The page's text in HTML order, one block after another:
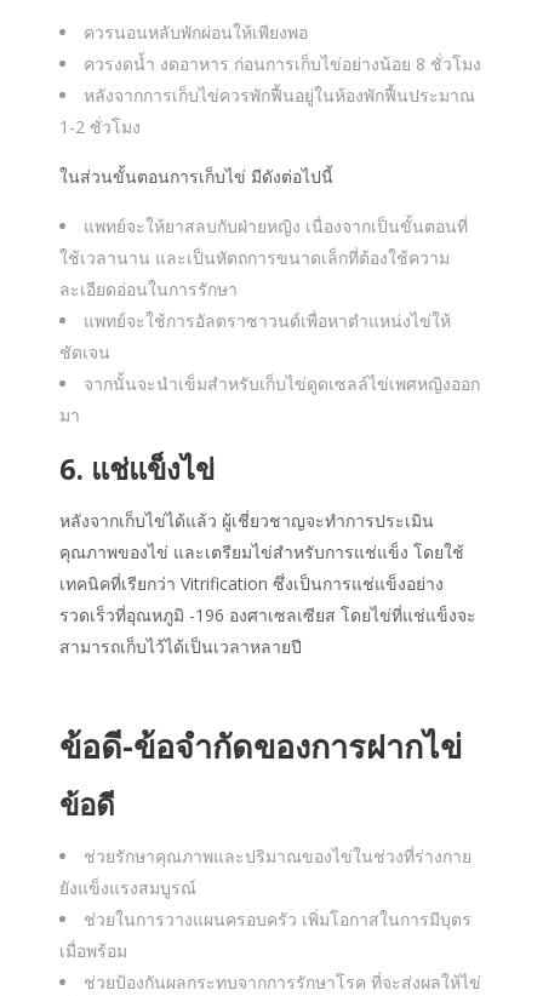
ควรนอนหลับพักผ่อนให้เพียงพอ
ควรงดน้ำ งดอาหาร ก่อนการเก็บไข่อย่างน้อย 8 ชั่วโมง
หลังจากการเก็บไข่ควรพักฟื้นอยู่ในห้องพักฟื้นประมาณ
1-2 ชั่วโมง
ในส่วนขั้นตอนการเก็บไข่ มีดังต่อไปนี้
แพทย์จะให้ยาสลบกับฝ่ายหญิง เนื่องจากเป็นขั้นตอนที่
ใช้เวลานาน และเป็นหัตถการขนาดเล็กที่ต้องใช้ความ
ละเอียดอ่อนในการรักษา
แพทย์จะใช้การอัลตราซาวนด์เพื่อหาตำแหน่งไข่ให้
ชัดเจน
จากนั้นจะนำเข็มสำหรับเก็บไข่ดูดเซลล์ไข่เพศหญิงออก
มา
6. แช่แข็งไข่
หลังจากเก็บไข่ได้แล้ว ผู้เชี่ยวชาญจะทำการประเมิน
คุณภาพของไข่ และเตรียมไข่สำหรับการแช่แข็ง โดยใช้
เทคนิคที่เรียกว่า Vitrification ซึ่งเป็นการแช่แข็งอย่าง
รวดเร็วที่อุณหภูมิ -196 องศาเซลเซียส โดยไข่ที่แช่แข็งจะ
สามารถเก็บไว้ได้เป็นเวลาหลายปี
ข้อดี-ข้อจำกัดของการฝากไข่
ข้อดี
ช่วยรักษาคุณภาพและปริมาณของไข่ในช่วงที่ร่างกาย
ยังแข็งแรงสมบูรณ์
ช่วยในการวางแผนครอบครัว เพิ่มโอกาสในการมีบุตร
เมื่อพร้อม
ช่วยป้องกันผลกระทบจากการรักษาโรค ที่จะส่งผลให้ไข่